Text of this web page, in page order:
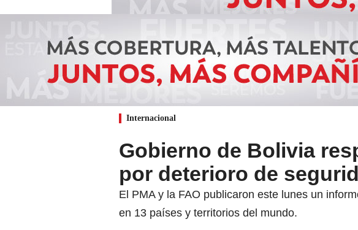
Internacional
Gobierno de Bolivia
por deterioro de
El PMA y la FAO publicaron este lunes un
en 13 países y territorios del mundo.